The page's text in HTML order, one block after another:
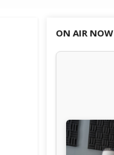
ON AIR NOW